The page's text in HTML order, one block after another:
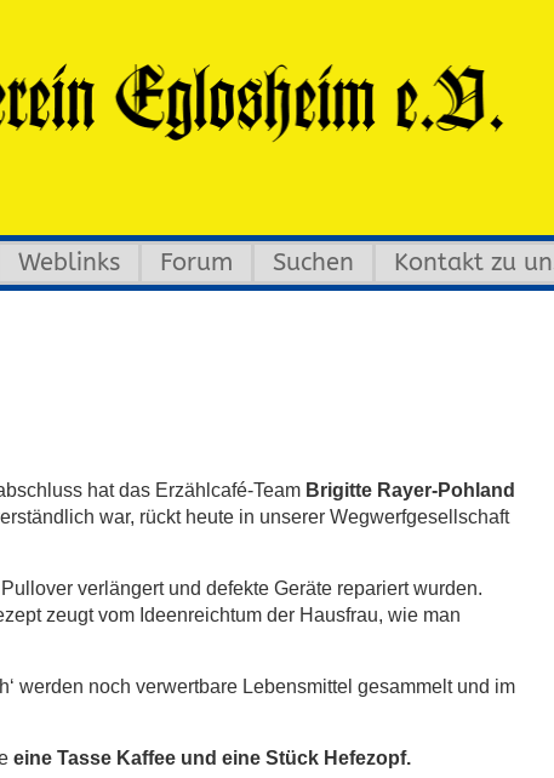
Weblinks Forum Suchen Kontakt zu
hat das Erzählcafé-Team Brigitte Rayer-Pohland
war, rückt heute in unserer Wegwerfgesellschaft
verlängert und defekte Geräte repariert wurden.
zeugt vom Ideenreichtum der Hausfrau, wie man
werden noch verwertbare Lebensmittel gesammelt und im
eine Tasse Kaffee und eine Stück Hefezopf.